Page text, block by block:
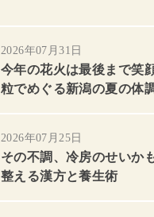
2026年07月31日
今年の花火は最後まで笑
粒でめぐる新潟の夏の体
2026年07月25日
その不調、冷房のせいか
整える漢方と養生術